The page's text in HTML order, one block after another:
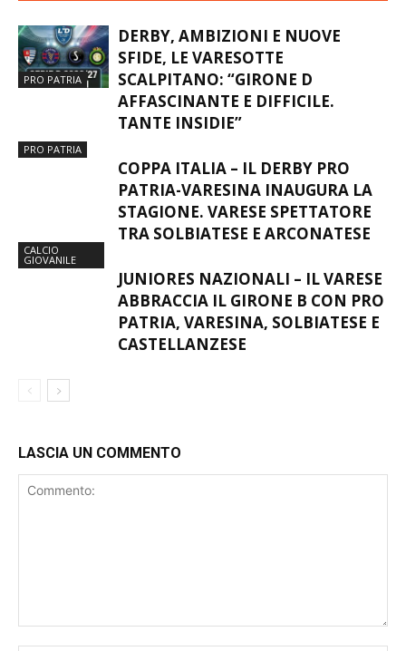
PRO PATRIA
DERBY, AMBIZIONI E NUOVE
SFIDE, LE VARESOTTE
SCALPITANO: “GIRONE D
AFFASCINANTE E DIFFICILE.
TANTE INSIDIE”
PRO PATRIA
COPPA ITALIA – IL DERBY PRO
PATRIA-VARESINA INAUGURA LA
STAGIONE. VARESE SPETTATORE
TRA SOLBIATESE E ARCONATESE
CALCIO
GIOVANILE
JUNIORES NAZIONALI – IL VARESE
ABBRACCIA IL GIRONE B CON PRO
PATRIA, VARESINA, SOLBIATESE E
CASTELLANZESE
LASCIA UN COMMENTO